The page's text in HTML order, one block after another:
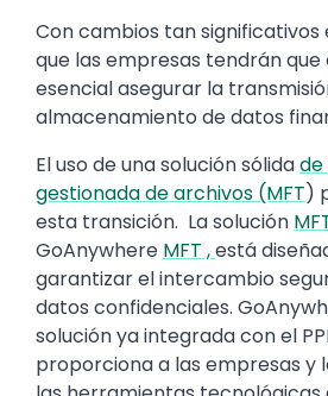
Con cambios tan significativos
que las empresas tendrán
esencial asegurar la
almacenamiento de datos
El uso de una solución sólida
gestionada de archivos (MFT)
esta transición. La solución
GoAnywhere MFT ,está
garantizar el intercambio
datos confidenciales.
solución ya integrada con el
proporciona a las empresas y